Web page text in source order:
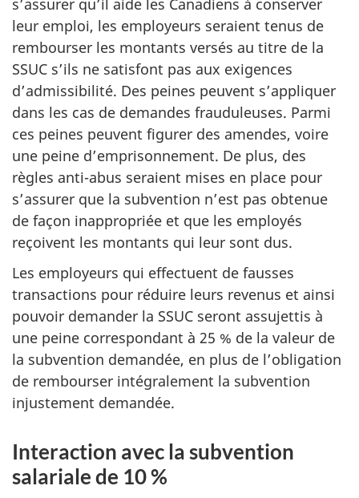
leur emploi, les employeurs seraient tenus de
rembourser les montants versés au titre de la
SSUC s’ils ne satisfont pas aux exigences
d’admissibilité. Des peines peuvent s’appliquer
dans les cas de demandes frauduleuses. Parmi
ces peines peuvent figurer des amendes, voire
une peine d’emprisonnement. De plus, des
règles anti-abus seraient mises en place pour
s’assurer que la subvention n’est pas obtenue
de façon inappropriée et que les employés
reçoivent les montants qui leur sont dus.
Les employeurs qui effectuent de fausses
transactions pour réduire leurs revenus et ainsi
pouvoir demander la SSUC seront assujettis à
une peine correspondant à 25 % de la valeur de
la subvention demandée, en plus de l’obligation
de rembourser intégralement la subvention
injustement demandée.
Interaction avec la subvention
salariale de 10 %